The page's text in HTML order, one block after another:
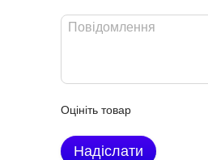
Оцініть товар
Надіслати